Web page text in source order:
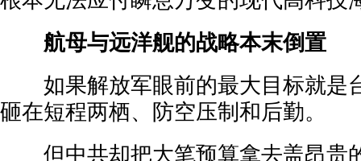
航母与远洋舰的战略本末倒置
如果解放军眼前的最大目标就是
砸在短程两栖、防空压制和后勤。
但中共却把大笔预算拿去盖昂贵